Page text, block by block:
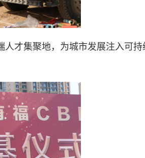
人才集聚地，为城市发展注入可持